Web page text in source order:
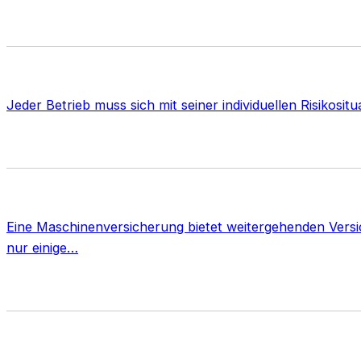
Jeder Betrieb muss sich mit seiner individuellen
Eine Maschinenversicherung bietet weitergehenden
nur einige…